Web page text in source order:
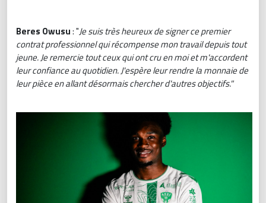
Beres Owusu: "Je suis très heureux de signer ce premier
contrat professionnel qui récompense mon travail depuis tout
jeune. Je remercie tout ceux qui ont cru en moi et m'accordent
leur confiance au quotidien. J'espère leur rendre la monnaie de
leur pièce en allant désormais chercher d'autres objectifs."